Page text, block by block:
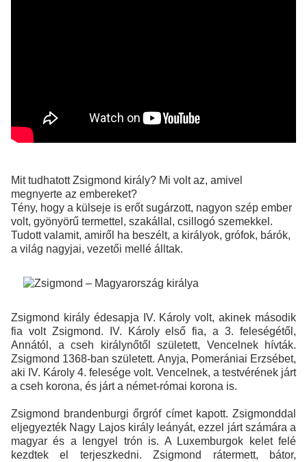
Mit tudhatott Zsigmond király? Mi volt az, amivel
megnyerte az embereket?
Tény, hogy a külseje is erőt sugárzott, nagyon szép ember
volt, gyönyörű termettel, szakállal, csillogó szemekkel.
Tudott valamit, amiről ha beszélt, a királyok, grófok, bárók,
a világ nagyjai, vezetői mellé álltak.
Zsigmond király édesapja IV. Károly volt, akinek második
fia volt Zsigmond. IV. Károly első fia, a 3. feleségétől,
Annától, a cseh királynőtől született, Vencelnek hívták.
Zsigmond 1368-ban született. Anyja, Pomerániai Erzsébet,
aki IV. Károly 4. felesége volt. Vencelnek, a testvérének járt
a cseh korona, és járt a német-római korona is.
Zsigmond brandenburgi őrgróf címet kapott. Zsigmonddal
eljegyezték Nagy Lajos király leányát, ezzel járt számára a
magyar és a lengyel trón is. A Luxemburgok kelet felé
kezdtek el terjeszkedni. Zsigmond rátermett, bátor,